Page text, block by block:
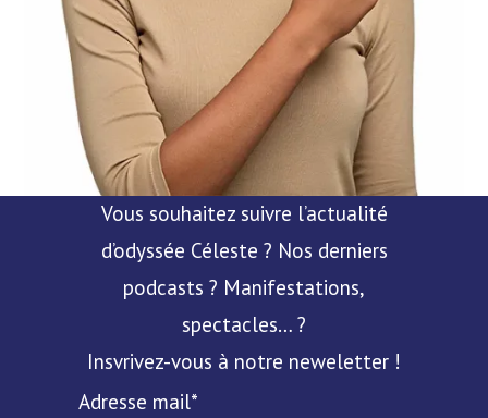
Vous souhaitez suivre l’actualité
d’odyssée Céleste ? Nos derniers
podcasts ? Manifestations,
spectacles… ?
Insvrivez-vous à notre neweletter !
Adresse mail*